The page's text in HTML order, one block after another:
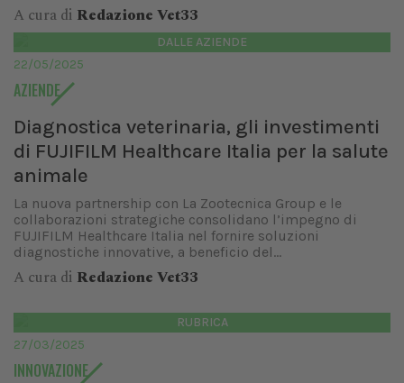
A cura di Redazione Vet33
DALLE AZIENDE
22/05/2025
AZIENDE
Diagnostica veterinaria, gli investimenti
di FUJIFILM Healthcare Italia per la salute
animale
La nuova partnership con La Zootecnica Group e le
collaborazioni strategiche consolidano l’impegno di
FUJIFILM Healthcare Italia nel fornire soluzioni
diagnostiche innovative, a beneficio del...
A cura di Redazione Vet33
RUBRICA
27/03/2025
INNOVAZIONE